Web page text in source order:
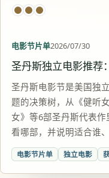
电影节片单2026/07/30
圣丹斯独立电影推荐
圣丹斯电影节是美国独
题的决策树，从《健听
女》等6部圣丹斯代表
看哪部，并说明适合谁
电影节片单 独立电影